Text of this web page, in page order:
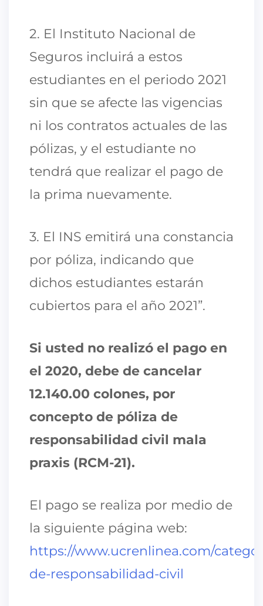
2. El Instituto Nacional de
Seguros incluirá a estos
estudiantes en el periodo 2021
sin que se afecte las vigencias
ni los contratos actuales de las
pólizas, y el estudiante no
tendrá que realizar el pago de
la prima nuevamente.
3. El INS emitirá una constancia
por póliza, indicando que
dichos estudiantes estarán
cubiertos para el año 2021”.
Si usted no realizó el pago en
el 2020, debe de cancelar
12.140.00 colones, por
concepto de póliza de
responsabilidad civil mala
praxis (RCM-21).
El pago se realiza por medio de
la siguiente página web:
https://www.ucrenlinea.com/
de-responsabilidad-civil